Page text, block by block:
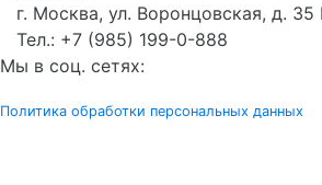
г. Москва, ул. Воронцовская, д. 35
Тел.: +7 (985) 199-0-888
Мы в соц. сетях:
Политика обработки персональных данных